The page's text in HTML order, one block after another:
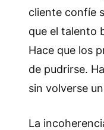
cliente confíe
que el talento
Hace que los
de pudrirse.
sin volverse
La